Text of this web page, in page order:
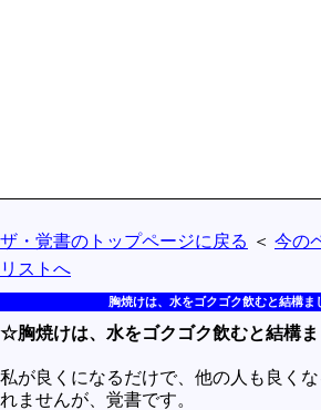
投資とか
時事ネタ
自然
地理とか
宇宙とか地球
ザ・覚書のトップページに戻る ＜ 今の
リストへ
胸焼けは、水をゴクゴク飲むと結構ま
☆胸焼けは、水をゴクゴク飲むと結構ま
私が良くになるだけで、他の人も良く
れませんが、覚書です。